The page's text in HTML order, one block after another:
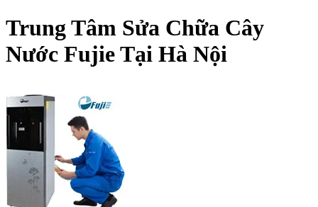
Trung Tâm Sửa Chữa Cây
Nước Fujie Tại Hà Nội